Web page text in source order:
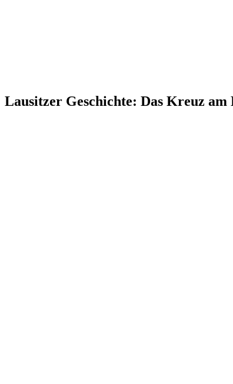
Lausitzer Geschichte: Das Kreuz am